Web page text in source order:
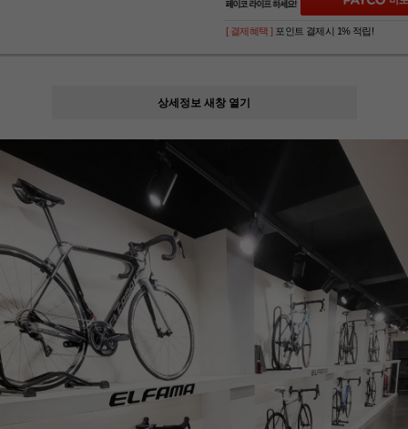
[ 결제혜택 ] 포인트 결제시 1% 적립!
상세정보 새창 열기